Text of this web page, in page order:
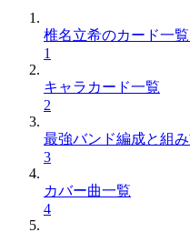
椎名立希のカード一
1
キャラカード一覧
2
最強バンド編成と組
3
カバー曲一覧
4